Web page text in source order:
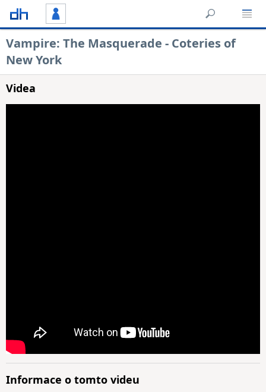
Vampire: The Masquerade - Coteries of
New York
Videa
Informace o tomto videu